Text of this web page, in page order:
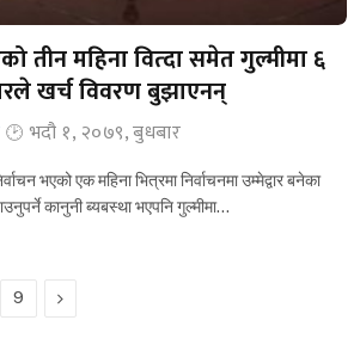
तीन महिना वित्दा समेत गुल्मीमा ६
खर्च विवरण बुझाएनन्
भदौ १, २०७९, बुधबार
भएको एक महिना भित्रमा निर्वाचनमा उम्मेद्वार बनेका
कानुनी ब्यबस्था भएपनि गुल्मीमा…
9 Next